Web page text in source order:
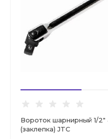
Вороток шарнирный 1/
(заклепка) JTC